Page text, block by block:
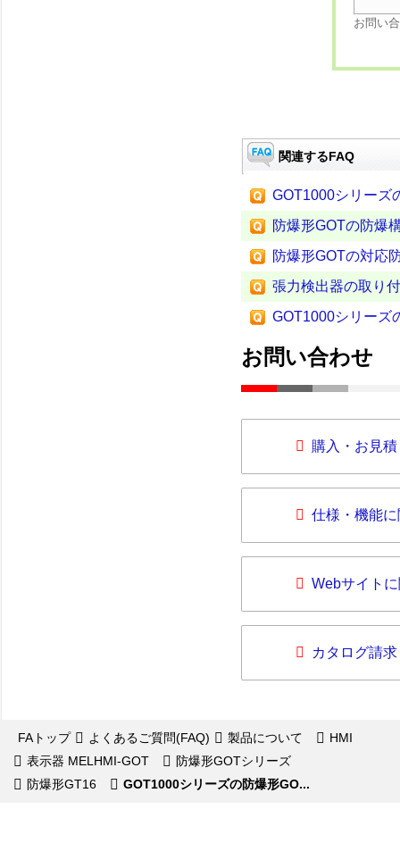
お問い
関連するFAQ
GOT1000シリーズ
防爆形GOTの防爆
防爆形GOTの対応
張力検出器の取り
GOT1000シリーズ
お問い合わせ
購入・お見
仕様・機能
Webサイト
カタログ請求
FAトップ よくあるご質問(FAQ) 製品について
HMI
表示器 MELHMI-GOT
防爆形GOTシリーズ
防爆形GT16
GOT1000シリーズの防爆形GO...